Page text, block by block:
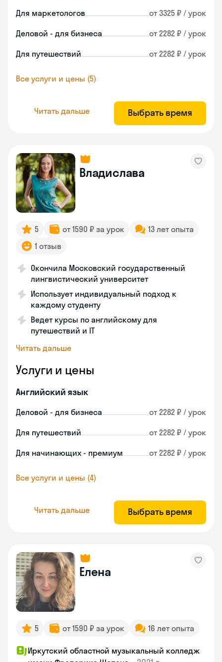
Для маркетологов от 3325 ₽ / урок
Деловой - для бизнеса от 2282 ₽ / урок
Для путешествий от 2282 ₽ / урок
Все услуги и цены (5)
Читать дальше Выбрать время
Владислава
5 от 1590 ₽ за урок
13 лет опыта
1 отзыв
Окончила Московский государственный
лингвистический университет
Использует индивидуальный подход к
каждому студенту
Ведет курсы по английскому для
путешествий и IT
Читать дальше
Услуги и цены
Английский язык
Деловой - для бизнеса от 2282 ₽ / урок
Для путешествий от 2282 ₽ / урок
Для начинающих - премиум от 2282 ₽ / урок
Все услуги и цены (4)
Читать дальше Выбрать время
Елена
5 от 1590 ₽ за урок 16 лет опыта
Иркутский областной музыкальный колледж